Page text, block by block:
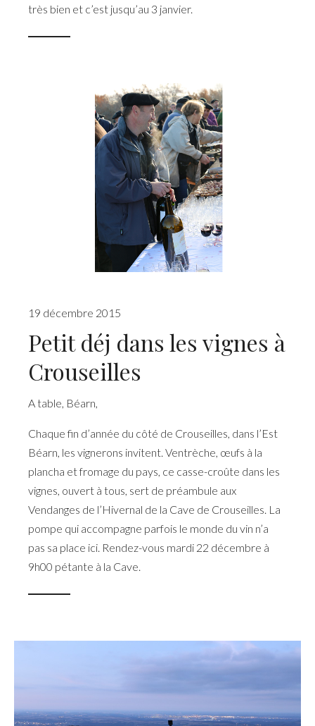
très bien et c’est jusqu’au 3 janvier.
19 décembre 2015
Petit déj dans les vignes à
Crouseilles
A table, Béarn,
Chaque fin d’année du côté de Crouseilles, dans l’Est
Béarn, les vignerons invitent. Ventrèche, œufs à la
plancha et fromage du pays, ce casse-croûte dans les
vignes, ouvert à tous, sert de préambule aux
Vendanges de l’Hivernal de la Cave de Crouseilles. La
pompe qui accompagne parfois le monde du vin n’a
pas sa place ici. Rendez-vous mardi 22 décembre à
9h00 pétante à la Cave.